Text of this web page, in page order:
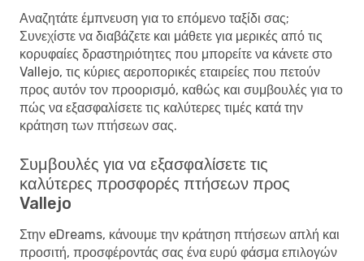
Αναζητάτε έμπνευση για το επόμενο ταξίδι σας;
Συνεχίστε να διαβάζετε και μάθετε για μερικές από τις
κορυφαίες δραστηριότητες που μπορείτε να κάνετε στο
Vallejo, τις κύριες αεροπορικές εταιρείες που πετούν
προς αυτόν τον προορισμό, καθώς και συμβουλές για το
πώς να εξασφαλίσετε τις καλύτερες τιμές κατά την
κράτηση των πτήσεων σας.
Συμβουλές για να εξασφαλίσετε τις
καλύτερες προσφορές πτήσεων προς
Vallejo
Στην eDreams, κάνουμε την κράτηση πτήσεων απλή και
προσιτή, προσφέροντάς σας ένα ευρύ φάσμα επιλογών